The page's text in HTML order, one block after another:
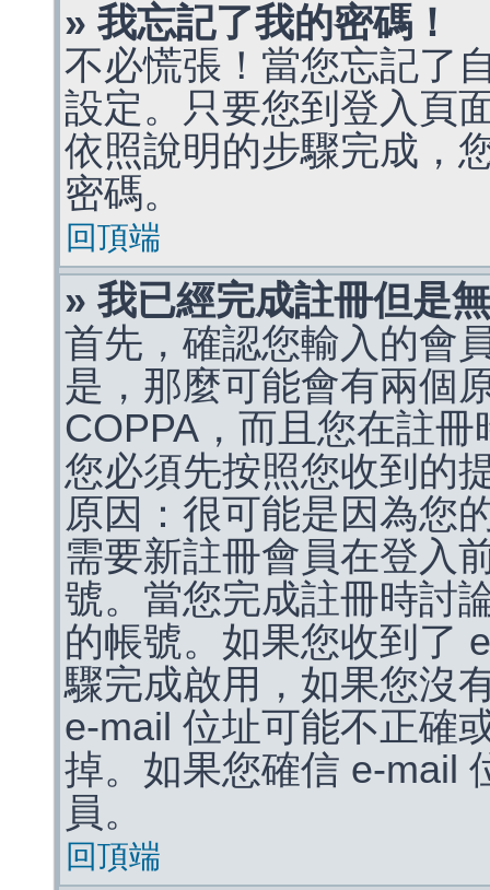
» 我忘記了我的密碼！
不必慌張！當您忘記了
設定。只要您到登入頁
依照說明的步驟完成，
密碼。
回頂端
» 我已經完成註冊但是
首先，確認您輸入的會
是，那麼可能會有兩個
COPPA，而且您在註
您必須先按照您收到的
原因：很可能是因為您
需要新註冊會員在登入
號。當您完成註冊時討
的帳號。如果您收到了
驟完成啟用，如果您沒
e-mail 位址可能不正確
掉。如果您確信 e-mail
員。
回頂端